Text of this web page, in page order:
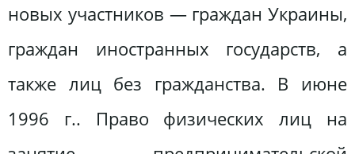
новых участников — граждан Украины,
граждан иностранных государств, а
также лиц без гражданства. В июне
1996 г.. Право физических лиц на